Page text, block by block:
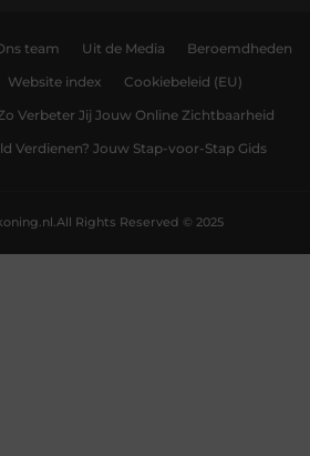
team Uit de Media Beroemdheden
Website index Cookiebeleid (EU)
Verbeter Jij Jouw Online Zichtbaarheid
Verdienen? Jouw Stap-voor-Stap Gids
All Rights Reserved © 2025